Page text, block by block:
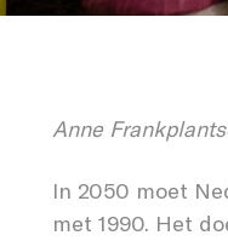
Anne
In 2050 moet
met 1990. Het